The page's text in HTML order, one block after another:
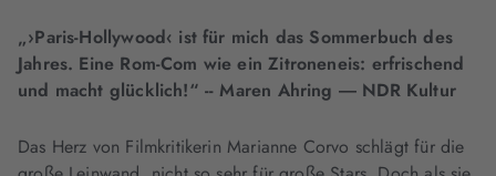
„›Paris-Hollywood‹ ist für mich das Sommerbuch des
Jahres. Eine Rom-Com wie ein Zitroneneis: erfrischend
und macht glücklich!“ -- Maren Ahring ― NDR Kultur
Das Herz von Filmkritikerin Marianne Corvo schlägt für die